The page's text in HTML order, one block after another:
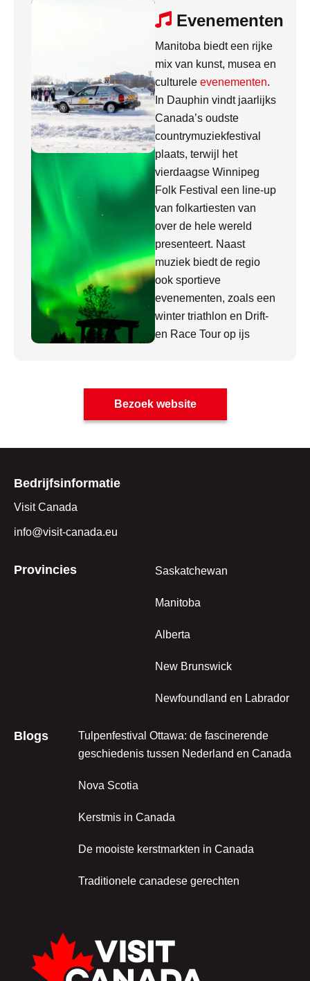
Evenementen
Manitoba biedt een rijke
mix van kunst, musea en
culturele evenementen.
In Dauphin vindt jaarlijks
Canada’s oudste
countrymuziekfestival
plaats, terwijl het
vierdaagse Winnipeg
Folk Festival een line-up
van folkartiesten van
over de hele wereld
presenteert. Naast
muziek biedt de regio
ook sportieve
evenementen, zoals een
winter triathlon en Drift-
en Race Tour op ijs
Bezoek website
Bedrijfsinformatie
Visit Canada
info@visit-canada.eu
Provincies Saskatchewan
Manitoba
Alberta
New Brunswick
Newfoundland en Labrador
Blogs
Tulpenfestival Ottawa: de fascinerende
geschiedenis tussen Nederland en Canada
Nova Scotia
Kerstmis in Canada
De mooiste kerstmarkten in Canada
Traditionele canadese gerechten